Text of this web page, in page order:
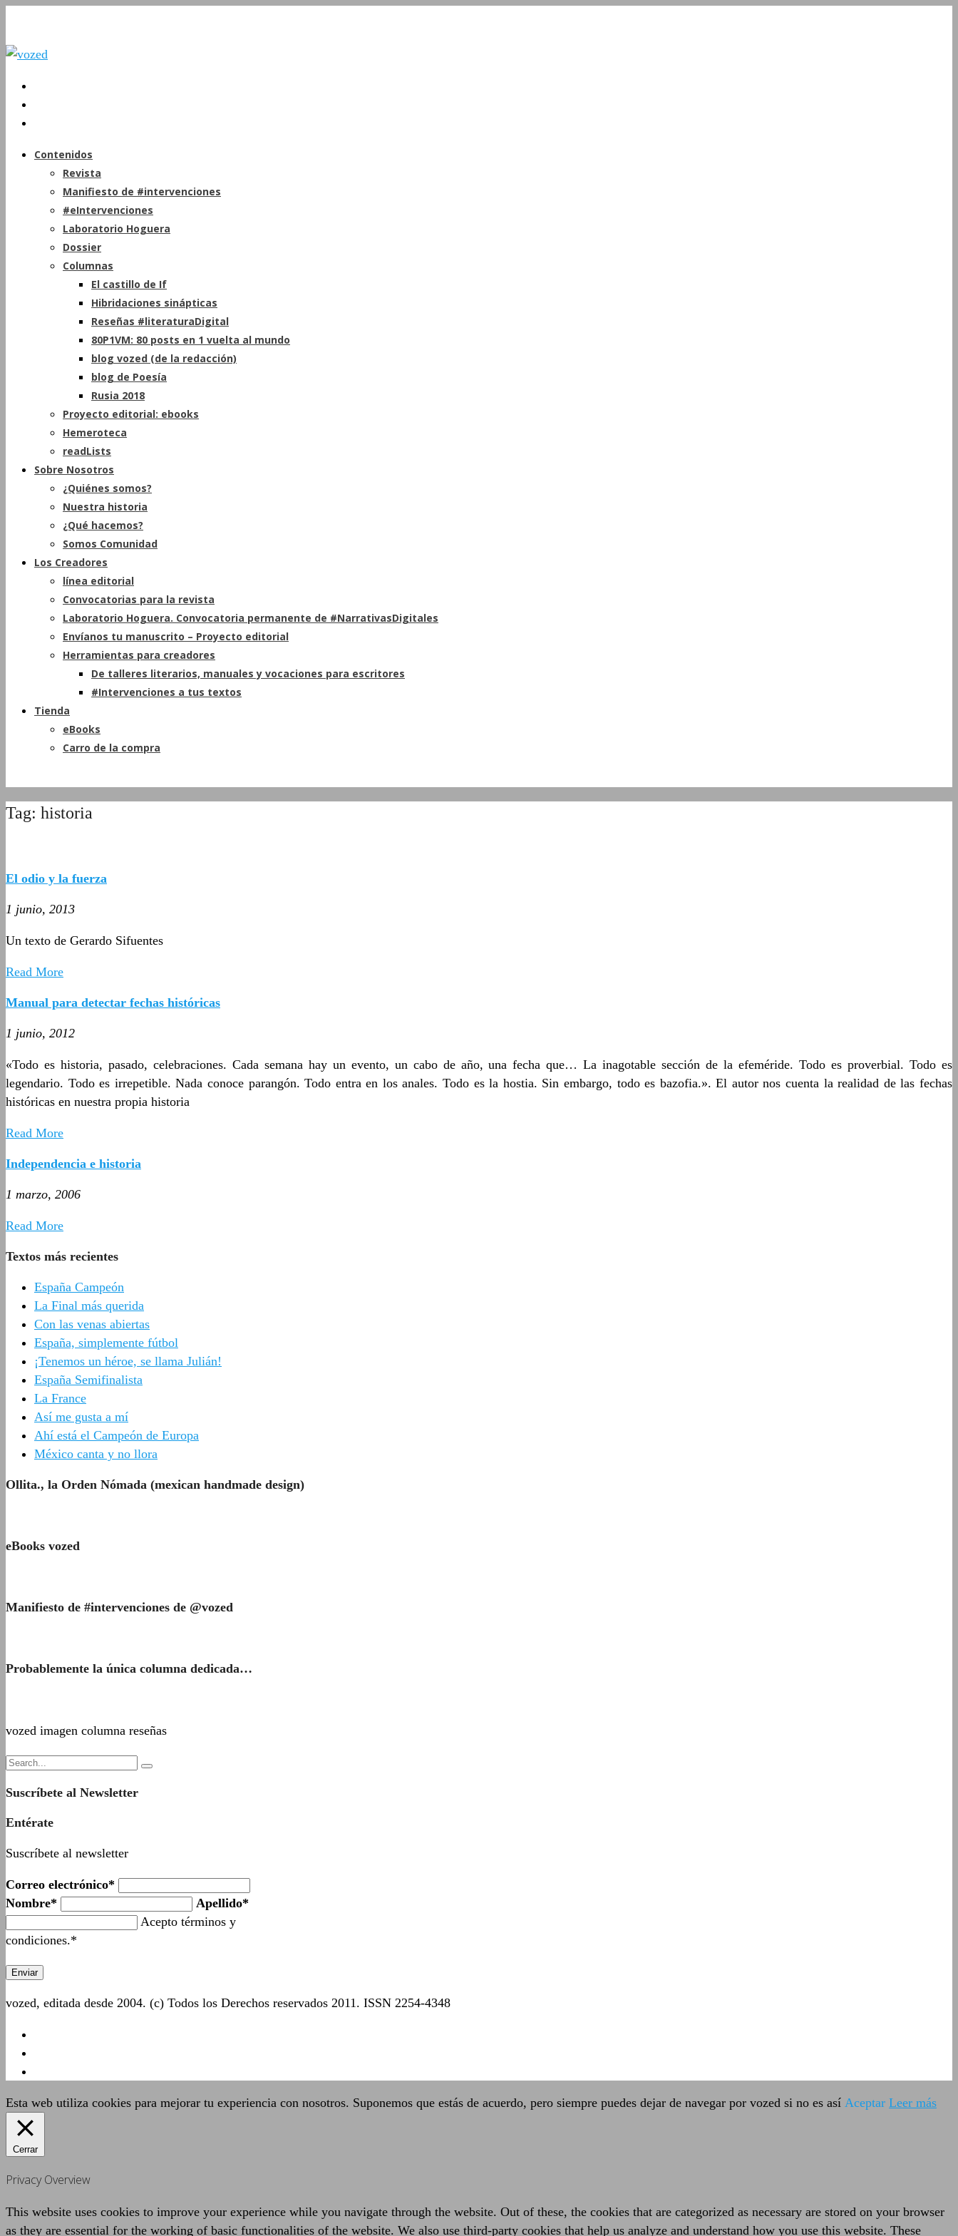
Contenidos
Revista
Manifiesto de #intervenciones
#eIntervenciones
Laboratorio Hoguera
Dossier
Columnas
El castillo de If
Hibridaciones sinápticas
Reseñas #literaturaDigital
80P1VM: 80 posts en 1 vuelta al mundo
blog vozed (de la redacción)
blog de Poesía
Rusia 2018
Proyecto editorial: ebooks
Hemeroteca
readLists
Sobre Nosotros
¿Quiénes somos?
Nuestra historia
¿Qué hacemos?
Somos Comunidad
Los Creadores
línea editorial
Convocatorias para la revista
Laboratorio Hoguera. Convocatoria permanente de #NarrativasDigitales
Envíanos tu manuscrito – Proyecto editorial
Herramientas para creadores
De talleres literarios, manuales y vocaciones para escritores
#Intervenciones a tus textos
Tienda
eBooks
Carro de la compra
Tag: historia
El odio y la fuerza
1 junio, 2013
Un texto de Gerardo Sifuentes
Read More
Manual para detectar fechas históricas
1 junio, 2012
«Todo es historia, pasado, celebraciones. Cada semana hay un evento, un cabo de año, una fecha que… La inagotable sección de la efeméride. Todo es proverbial. Todo es
legendario. Todo es irrepetible. Nada conoce parangón. Todo entra en los anales. Todo es la hostia. Sin embargo, todo es bazofia.». El autor nos cuenta la realidad de las fechas
históricas en nuestra propia historia
Read More
Independencia e historia
1 marzo, 2006
Read More
Textos más recientes
España Campeón
La Final más querida
Con las venas abiertas
España, simplemente fútbol
¡Tenemos un héroe, se llama Julián!
España Semifinalista
La France
Así me gusta a mí
Ahí está el Campeón de Europa
México canta y no llora
Ollita., la Orden Nómada (mexican handmade design)
eBooks vozed
Manifiesto de #intervenciones de @vozed
Probablemente la única columna dedicada…
vozed imagen columna reseñas
Suscríbete al Newsletter
Entérate
Suscríbete al newsletter
Correo electrónico*
Nombre*
Apellido*
Acepto términos y
condiciones.*
vozed, editada desde 2004. (c) Todos los Derechos reservados 2011. ISSN 2254-4348
Esta web utiliza cookies para mejorar tu experiencia con nosotros. Suponemos que estás de acuerdo, pero siempre puedes dejar de navegar por vozed si no es así Aceptar Leer más
Cerrar
Privacy Overview
This website uses cookies to improve your experience while you navigate through the website. Out of these, the cookies that are categorized as necessary are stored on your browser
as they are essential for the working of basic functionalities of the website. We also use third-party cookies that help us analyze and understand how you use this website. These